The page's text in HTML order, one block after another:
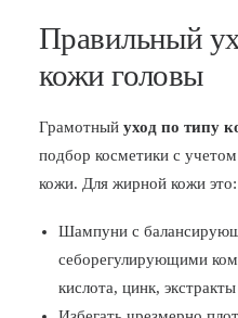
Правильный
кожи головы
Грамотный уход по типу
подбор косметики с
кожи. Для жирной кожи это:
Шампуни с
себорегулирующими
кислота, цинк,